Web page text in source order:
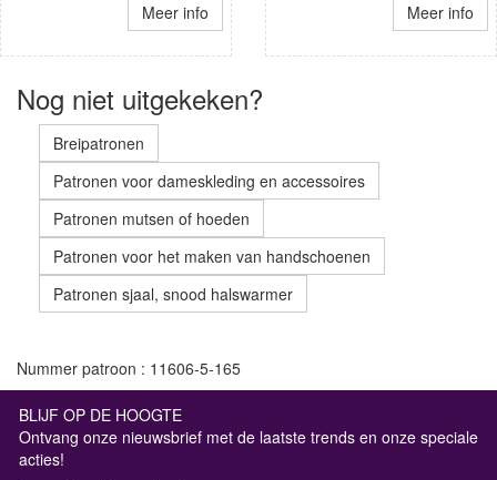
Meer info Meer info
Nog niet uitgekeken?
Breipatronen
Patronen voor dameskleding en accessoires
Patronen mutsen of hoeden
Patronen voor het maken van handschoenen
Patronen sjaal, snood halswarmer
Nummer patroon : 11606-5-165
BLIJF OP DE HOOGTE
Ontvang onze nieuwsbrief met de laatste trends en onze speciale
acties!